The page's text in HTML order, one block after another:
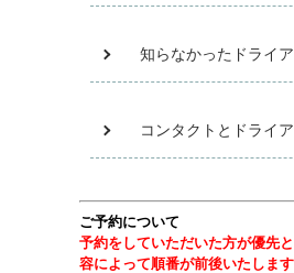
知らなかったドライ
コンタクトとドライ
ご予約について
予約をしていただいた方が優先
容によって順番が前後いたします